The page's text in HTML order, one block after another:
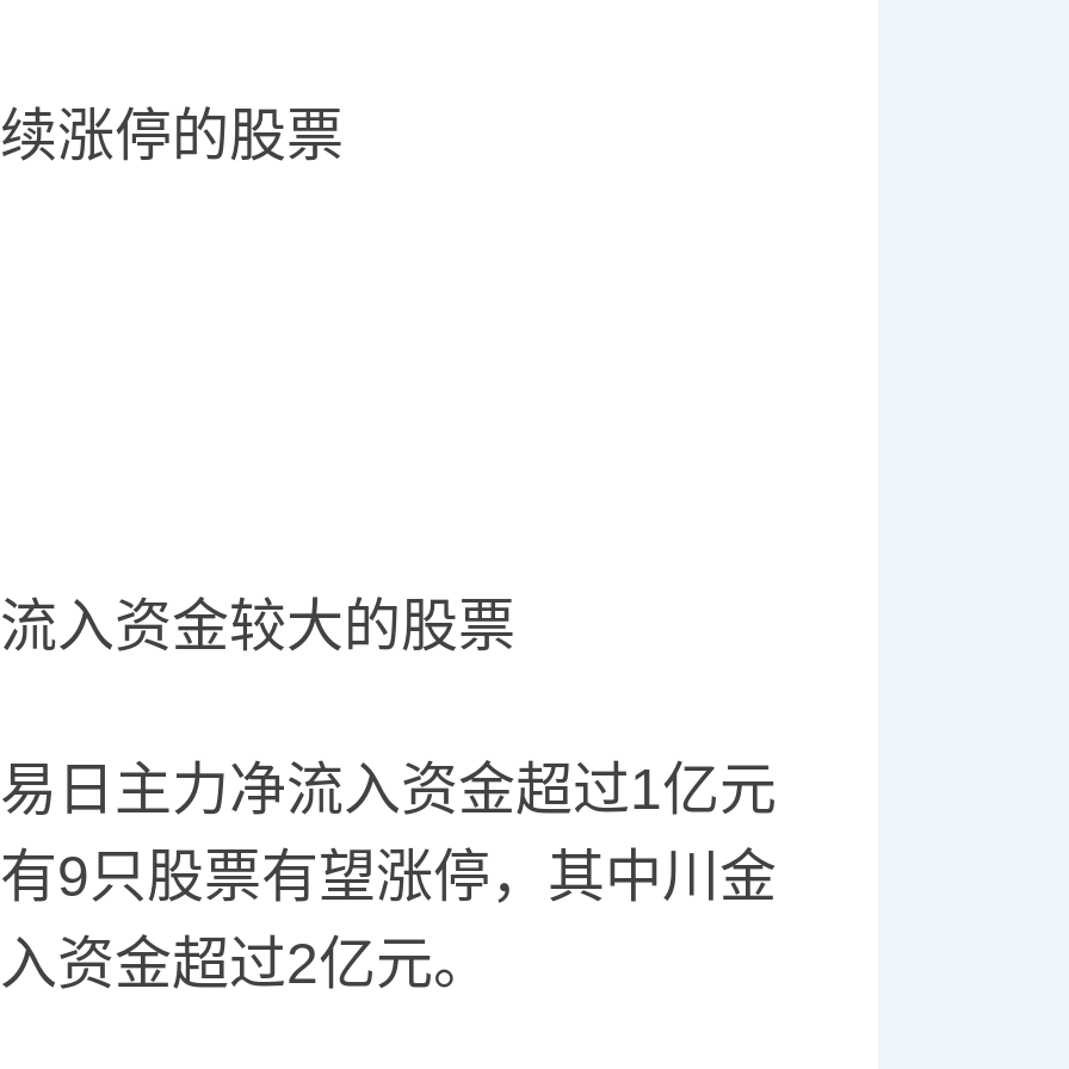
停的股票
资金较大的股票
主力净流入资金超过1亿元
9只股票有望涨停，其中川金
资金超过2亿元。